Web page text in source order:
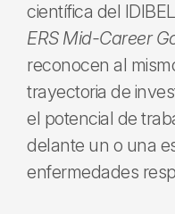
científica del
ERS Mid-Career
reconocen al
trayectoria de
el potencial de
delante un o una
enfermedades